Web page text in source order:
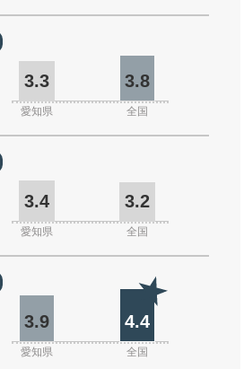
3.3 3.8
愛知県 全国
3.4 3.2
愛知県 全国
3.9 4.4
愛知県 全国